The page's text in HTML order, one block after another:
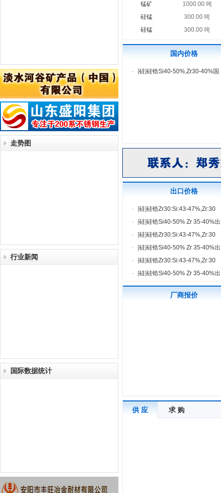
走势图
行业新闻
国际数据统计
锰矿
1000.00 吨
硅锰
300.00 吨
硅锰
300.00 吨
国内价格
· [硅]硅锆Si40-50%,Zr30-40%国
出口价格
· [硅]硅锆Zr30:Si:43-47%,Zr:30
·
[硅]硅锆Si40-50% Zr 35-40%出
·
[硅]硅锆Zr30:Si:43-47%,Zr:30
·
[硅]硅锆Si40-50% Zr 35-40%出
·
[硅]硅锆Zr30:Si:43-47%,Zr:30
·
[硅]硅锆Si40-50% Zr 35-40%出
厂商报价
供 应 求 购